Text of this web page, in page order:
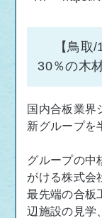
【鳥取/
30％の木
国内合板業界
新グループを
グループの中
がける株式会
最先端の合板
辺施設の見学